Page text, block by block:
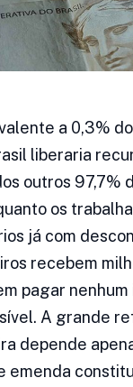
a 0,3%
liberaria
outros 97,7%
os
já com
recebem
pagar nenhum
A grande
depende
emenda